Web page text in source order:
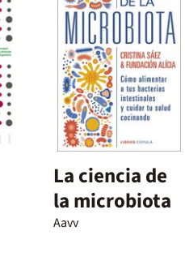
La ciencia de
la microbiota
Aavv